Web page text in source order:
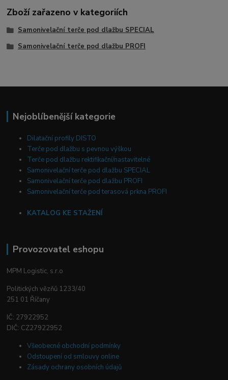
Zboží zařazeno v kategoriích
Samonivelační terče pod dlažbu SPECIAL
Samonivelační terče pod dlažbu PROFI
Nejoblíbenější kategorie
Dilatační profily DISTO
Terče pod dlažbu s pevnou výškou
Terče pod dlažbu rektifikační/nastavitelné
Samonivelační terče pod dlažbu SPECIAL
Samonivelační terče pod dlažbu PROFI
Samonivelační terče pod terasová prkna PROFI
KATALOG KE STAŽENÍ
Provozovatel eshopu
MPM Logistic, s.r.o
Politických vězňů 1233/40
251 01 Říčany
IČ: 27922952
DIČ: CZ27922952
Všeobecné obchodní podmínky
Odstoupení od smlouvy online
Zásady ochrany osobních údajů